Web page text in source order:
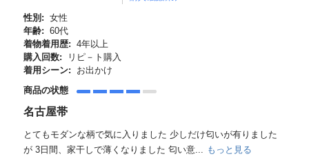
性別: 女性
年齢: 60代
着物着用歴: 4年以上
購入回数:
リピ－ト購入
着用シーン:
お出かけ
商品の状態
名古屋帯
とてもモダンな柄で気に入りました 少しだけ匂いが有りました
が 3日間、家干しで薄くなりました 匂い意... もっと見る